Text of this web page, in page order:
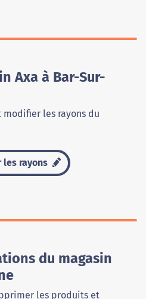
Axa à Bar-Sur-
modifier les rayons du
rayons
du magasin
les produits et